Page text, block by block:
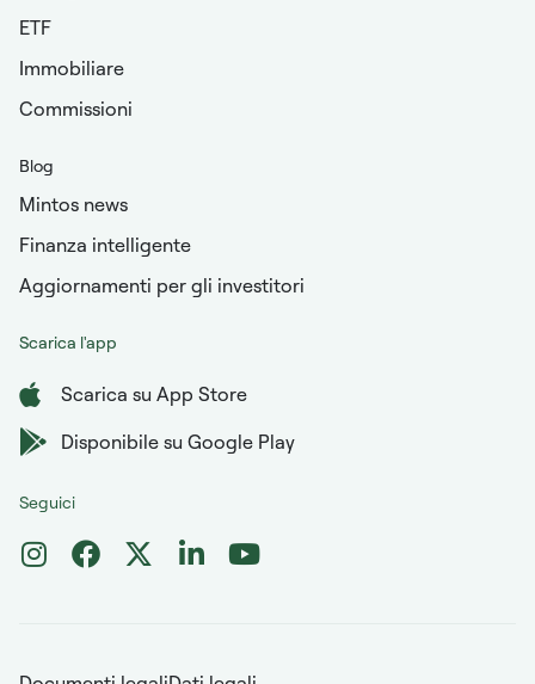
ETF
Immobiliare
Commissioni
Blog
Mintos news
Finanza intelligente
Aggiornamenti per gli investitori
Scarica l'app
Scarica su App Store
Disponibile su Google Play
Seguici